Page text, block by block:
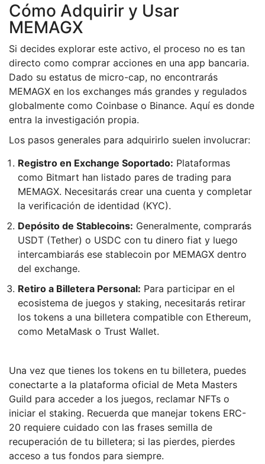
Cómo Adquirir y Usar
MEMAGX
Si decides explorar este activo, el proceso no es tan
directo como comprar acciones en una app bancaria.
Dado su estatus de micro-cap, no encontrarás
MEMAGX en los exchanges más grandes y regulados
globalmente como Coinbase o Binance. Aquí es donde
entra la investigación propia.
Los pasos generales para adquirirlo suelen involucrar:
Registro en Exchange Soportado: Plataformas
como Bitmart han listado pares de trading para
MEMAGX. Necesitarás crear una cuenta y completar
la verificación de identidad (KYC).
Depósito de Stablecoins: Generalmente, comprarás
USDT (Tether) o USDC con tu dinero fiat y luego
intercambiarás ese stablecoin por MEMAGX dentro
del exchange.
Retiro a Billetera Personal: Para participar en el
ecosistema de juegos y staking, necesitarás retirar
los tokens a una billetera compatible con Ethereum,
como MetaMask o Trust Wallet.
Una vez que tienes los tokens en tu billetera, puedes
conectarte a la plataforma oficial de Meta Masters
Guild para acceder a los juegos, reclamar NFTs o
iniciar el staking. Recuerda que manejar tokens ERC-
20 requiere cuidado con las frases semilla de
recuperación de tu billetera; si las pierdes, pierdes
acceso a tus fondos para siempre.